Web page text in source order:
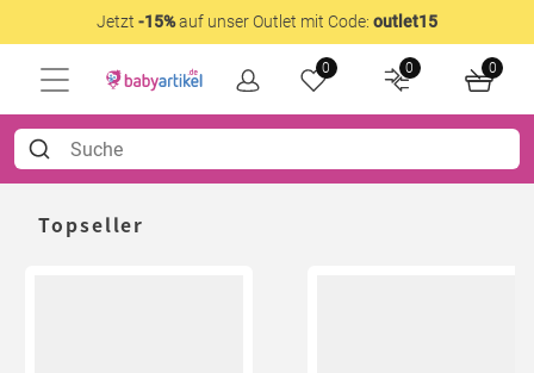
Jetzt -15%auf unser Outlet mit Code: outlet15
0 0 0
Topseller